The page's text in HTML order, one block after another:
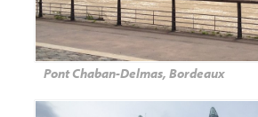
Pont Chaban-Delmas, Bordeaux